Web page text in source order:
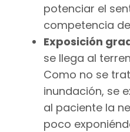
potenciar el
competencia
Exposición
se llega al
Como no se
inundación, se
al paciente la
poco